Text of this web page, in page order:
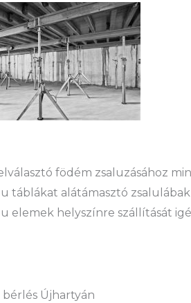
födém zsaluzásához
táblákat alátámasztó
elemek helyszínre szállítását
bérlés Újhartyán